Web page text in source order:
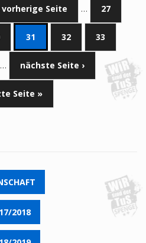
vorherige Seite … 27
31 32 33
… nächste Seite ›
Seite »
2018